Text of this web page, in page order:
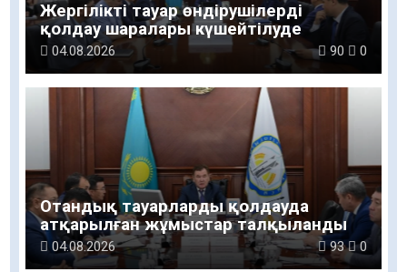
Жергілікті тауар өндірушілерді
қолдау шаралары күшейтілуде
04.08.2026 90 0
Отандық тауарларды қолдауда
атқарылған жұмыстар талқыланды
04.08.2026 93 0